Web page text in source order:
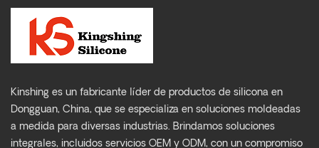
Kinshing es un fabricante líder de productos de silicona en
Dongguan, China, que se especializa en soluciones moldeadas
a medida para diversas industrias. Brindamos soluciones
integrales, incluidos servicios OEM y ODM, con un compromiso